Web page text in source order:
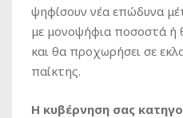
ψηφίσουν νέα επώδυνα
με μονοψήφια ποσοστά ή
και θα προχωρήσει σε
παίκτης.
Η κυβέρνηση σας